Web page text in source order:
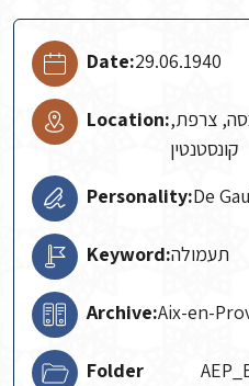
Date:29.06.1940
Location:צרפת,
קונסטנטין
Personality:
Keyword:תעמולה
Archive:Aix-en-
Folder